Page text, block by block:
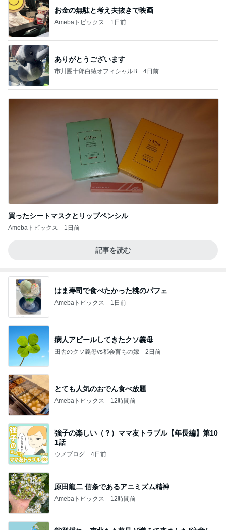
お金の無駄と考え夫抜きで映画
Amebaトピックス 1日前
ありがとうございます
市川團十郎白猿オフィシャルB 4日前
買ったシートマスクとリップペンシル
Amebaトピックス 1日前
記事を読む
はま寿司で食べたかった桃のパフェ
Amebaトピックス 1日前
病人アピールしてきたクソ義母
田舎のクソ義母vs都会育ちの嫁 2日前
とても人気のおでん食べ放題
Amebaトピックス 12時間前
強子の楽しい（？）ママ友トラブル【年長編】第10
1話
ウメブログ 4日前
原田龍二 信条であるアニミズム精神
Amebaトピックス 12時間前